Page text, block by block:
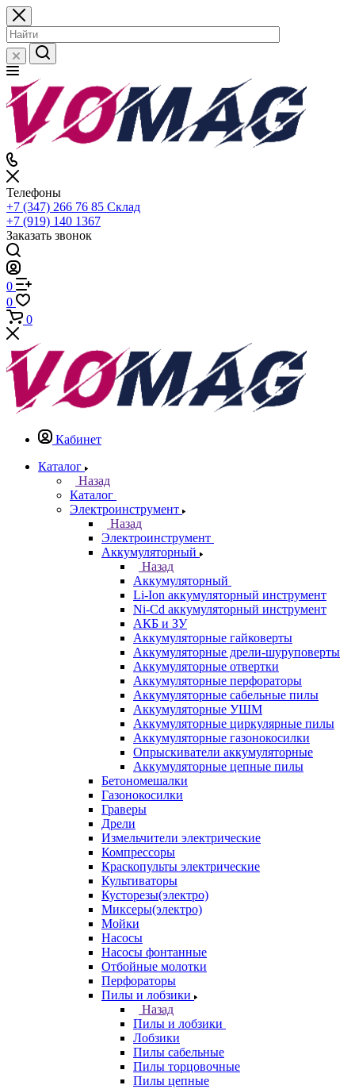
Телефоны
+7 (347) 266 76 85 Склад
+7 (919) 140 1367
Заказать звонок
0
0
0
Кабинет
Каталог
Назад
Каталог
Электроинструмент
Назад
Электроинструмент
Аккумуляторный
Назад
Аккумуляторный
Li-Ion аккумуляторный инструмент
Ni-Cd аккумуляторный инструмент
АКБ и ЗУ
Аккумуляторные гайковерты
Аккумуляторные дрели-шуруповерты
Аккумуляторные отвертки
Аккумуляторные перфораторы
Аккумуляторные сабельные пилы
Аккумуляторные УШМ
Аккумуляторные циркулярные пилы
Аккумуляторные газонокосилки
Опрыскиватели аккумуляторные
Аккумуляторные цепные пилы
Бетономешалки
Газонокосилки
Граверы
Дрели
Измельчители электрические
Компрессоры
Краскопульты электрические
Культиваторы
Кусторезы(электро)
Миксеры(электро)
Мойки
Насосы
Насосы фонтанные
Отбойные молотки
Перфораторы
Пилы и лобзики
Назад
Пилы и лобзики
Лобзики
Пилы сабельные
Пилы торцовочные
Пилы цепные